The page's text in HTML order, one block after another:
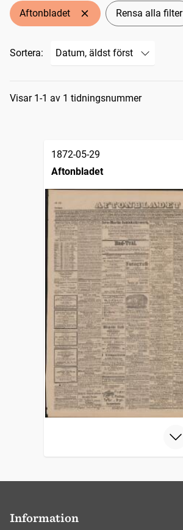
Aftonbladet Rensa alla filter
Sortera:
Sökresultat
Visar 1-1 av 1 tidningsnummer
1872-05-29
Aftonbladet
Information